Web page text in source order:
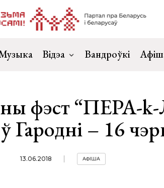
Відэа Вандроўкі
фэст “ПЕРА-
Гародні – 16
13.06.2018 АФІША